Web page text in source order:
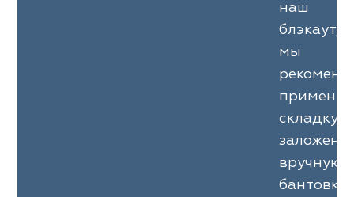
наш
блэкаут,
мы
складку,
вручную,
бантовку